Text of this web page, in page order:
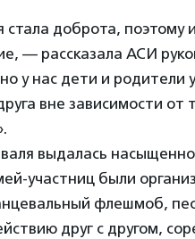
стала доброта,
— рассказала АСИ
у нас дети и
вне зависимости от
выдалась
участниц были
флешмоб,
друг с другом,